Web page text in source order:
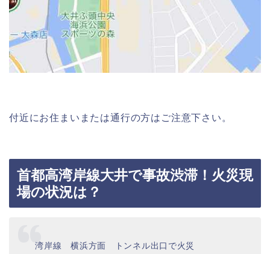
付近にお住まいまたは通行の方はご注意下さい。
首都高湾岸線大井で事故渋滞！火災現
場の状況は？
湾岸線 横浜方面 トンネル出口で火災